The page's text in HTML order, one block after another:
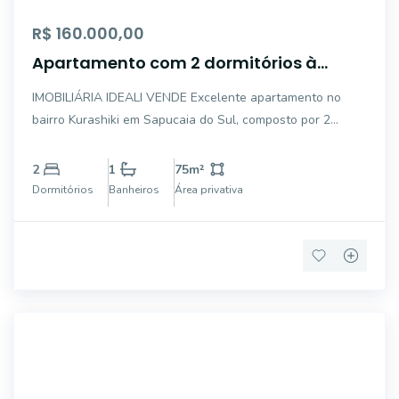
R$ 160.000,00
Apartamento com 2 dormitórios à
venda, 47 m² por R$ 160.000 - Sapucaia
do Sul
IMOBILIÁRIA IDEALI VENDE Excelente apartamento no
bairro Kurashiki em Sapucaia do Sul, composto por 2
Reformado, garagem individual. Condomínio com ótima
infraestrutura, portaria 24 horas, salão de fe
2
Dormitórios
1
Banheiros
75m²
Área privativa